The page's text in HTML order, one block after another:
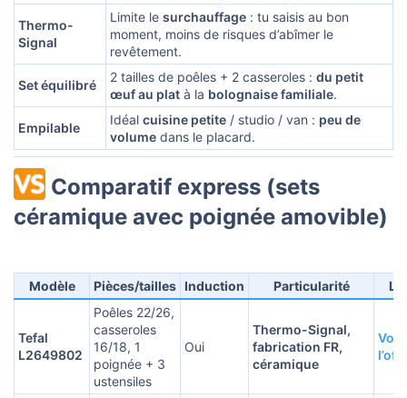
Thermo-
Signal
Limite le surchauffage : tu saisis au bon
moment, moins de risques d’abîmer le
revêtement.
Set équilibré
2 tailles de poêles + 2 casseroles : du petit
œuf au plat à la bolognaise familiale.
Empilable
Idéal cuisine petite / studio / van : peu de
volume dans le placard.
Comparatif express (sets
céramique avec poignée amovible)​
Modèle Pièces/tailles Induction Particularité
Tefal
L2649802
Poêles 22/26,
casseroles
16/18, 1
poignée + 3
ustensiles
Oui
Thermo-Signal,
fabrication FR,
céramique
Voir